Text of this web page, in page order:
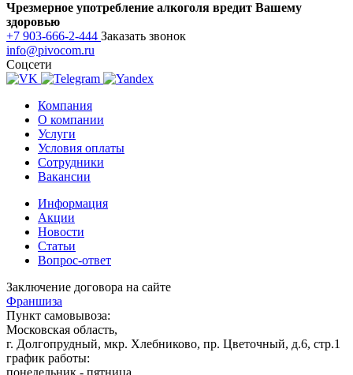
Чрезмерное употребление алкоголя вредит Вашему
здоровью
+7 903-666-2-444 Заказать звонок
info@pivocom.ru
Соцсети
Компания
О компании
Услуги
Условия оплаты
Сотрудники
Вакансии
Информация
Акции
Новости
Статьи
Вопрос-ответ
Заключение договора на сайте
Франшиза
Пункт самовывоза:
Московская область,
г. Долгопрудный, мкр. Хлебниково, пр. Цветочный, д.6, стр.1
график работы: